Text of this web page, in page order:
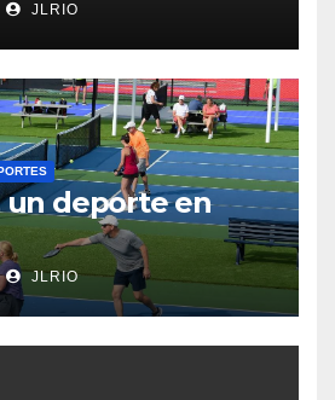
JLRIO
un deporte en
JLRIO